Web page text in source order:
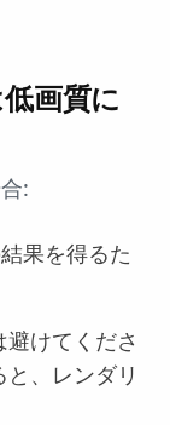
画質に
:
果を得るた
けてくださ
、レンダリ